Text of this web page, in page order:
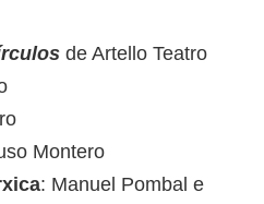
de Artello Teatro
Montero
: Manuel Pombal e